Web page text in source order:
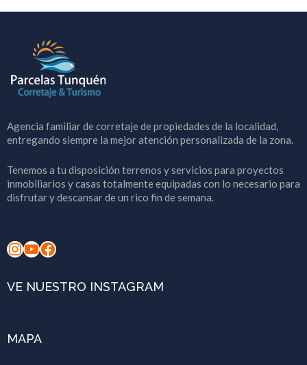
Agencia familiar de corretaje de propiedades de la localidad,
entregando siempre la mejor atención personalizada de la zona.
Tenemos a tu disposición terrenos y servicios para proyectos
inmobiliarios y casas totalmente equipadas con lo necesario para
disfrutar y descansar de un rico fin de semana.
Instagram
YouTube
Facebook
VE NUESTRO INSTAGRAM
MAPA